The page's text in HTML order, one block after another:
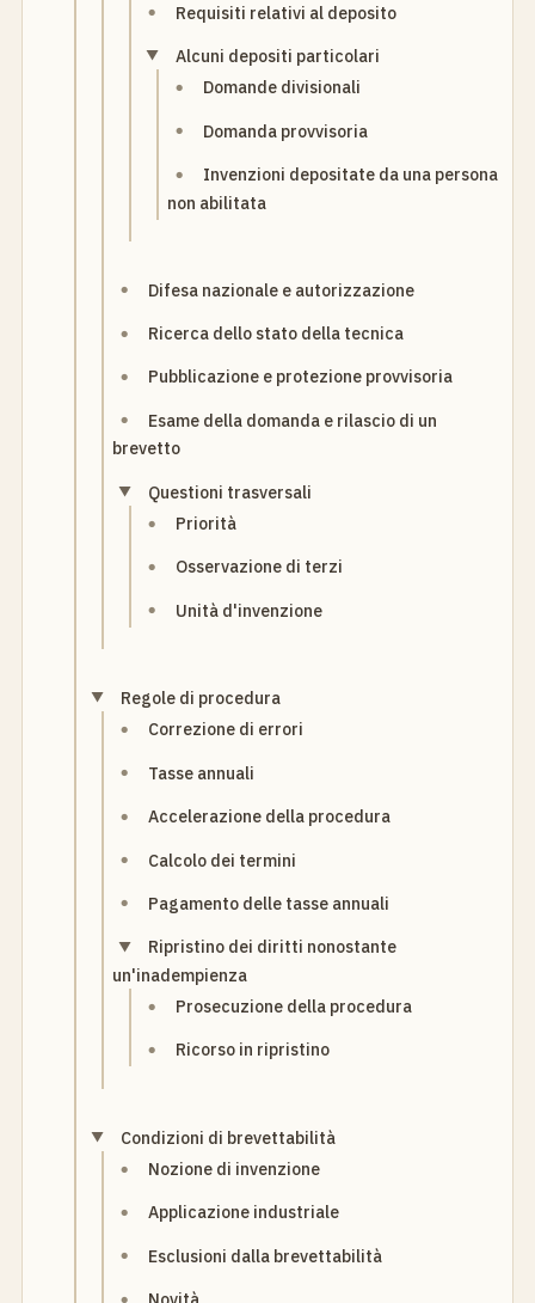
Requisiti relativi al deposito
Alcuni depositi particolari
Domande divisionali
Domanda provvisoria
Invenzioni depositate da una persona
non abilitata
Difesa nazionale e autorizzazione
Ricerca dello stato della tecnica
Pubblicazione e protezione provvisoria
Esame della domanda e rilascio di un
brevetto
Questioni trasversali
Priorità
Osservazione di terzi
Unità d'invenzione
Regole di procedura
Correzione di errori
Tasse annuali
Accelerazione della procedura
Calcolo dei termini
Pagamento delle tasse annuali
Ripristino dei diritti nonostante
un'inadempienza
Prosecuzione della procedura
Ricorso in ripristino
Condizioni di brevettabilità
Nozione di invenzione
Applicazione industriale
Esclusioni dalla brevettabilità